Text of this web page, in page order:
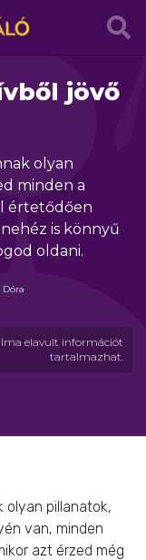
jövő
olyan
minden a
értetődően
is könnyű
oldani.
elavult információt
tartalmazhat.
olyan pillanatok,
van, minden
azt érzed még